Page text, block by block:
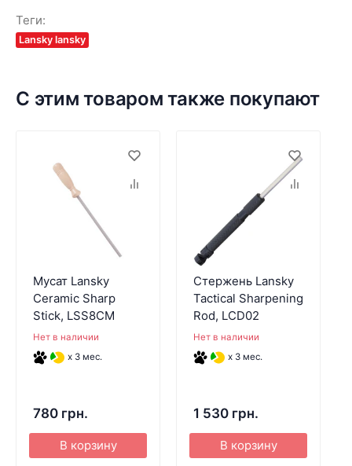
Теги:
Lansky lansky
С этим товаром также покупают
Мусат Lansky
Ceramic Sharp
Stick, LSS8CM
Нет в наличии
x 3 мес.
780 грн.
В корзину
Стержень Lansky
Tactical Sharpening
Rod, LCD02
Нет в наличии
x 3 мес.
1 530 грн.
В корзину